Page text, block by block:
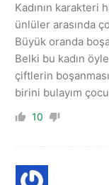
Kadının karakteri
ünlüler arasında
Büyük oranda
Belki bu kadın
çiftlerin
birini bulayım
10